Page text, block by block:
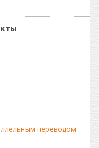
переводом